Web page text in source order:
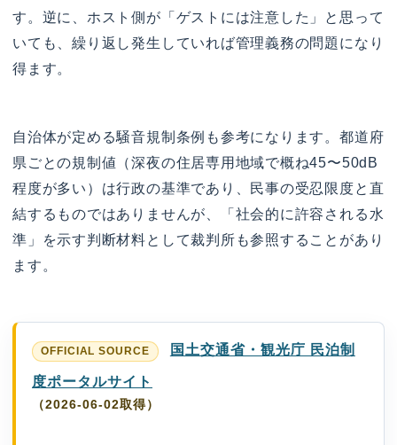
す。逆に、ホスト側が「ゲストには注意した」と思って
いても、繰り返し発生していれば管理義務の問題になり
得ます。
自治体が定める騒音規制条例も参考になります。都道府
県ごとの規制値（深夜の住居専用地域で概ね45〜50dB
程度が多い）は行政の基準であり、民事の受忍限度と直
結するものではありませんが、「社会的に許容される水
準」を示す判断材料として裁判所も参照することがあり
ます。
国土交通省・観光庁 民泊制
度ポータルサイト
（2026-06-02取得）